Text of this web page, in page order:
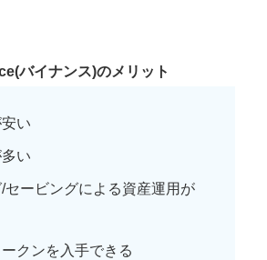
バイナンス)のメリット
い
い
セービングによる資産運用が
ークンを入手できる